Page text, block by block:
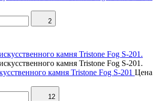
2
камня Tristone Fog S-201 Цена
12